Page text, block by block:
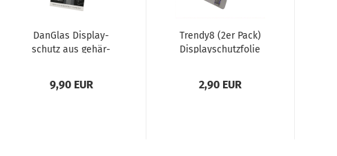
Dan­G­las Dis­play­
schutz aus ge­här­
9,90 EUR
Trendy8 (2er Pack)
Dis­play­schutz­fo­lie
2,90 EUR